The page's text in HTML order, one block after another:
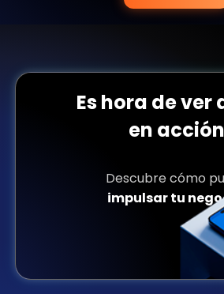
Es hora de ver
en acción
Descubre cómo
impulsar tu